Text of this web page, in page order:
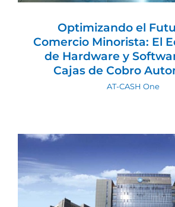
Optimizando el
Comercio Minorista: El
de Hardware y
Cajas de Cobro
AT-CASH One
Revolución en Soluciones
Desatendidas: La Alianza
entre GRG Banking y